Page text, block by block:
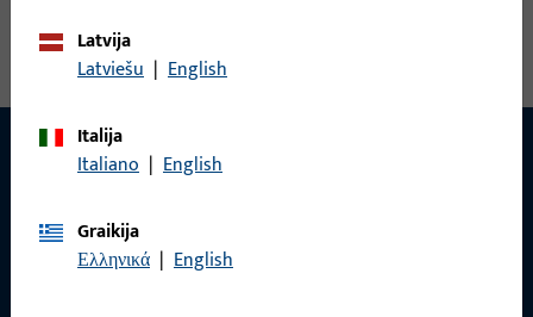
Latvija
Latviešu | English
Italija
Italiano | English
Graikija
Ελληνικά | English